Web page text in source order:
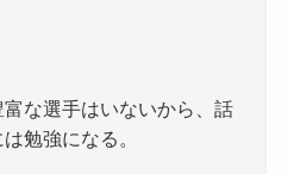
な選手はいないから、話
勉強になる。